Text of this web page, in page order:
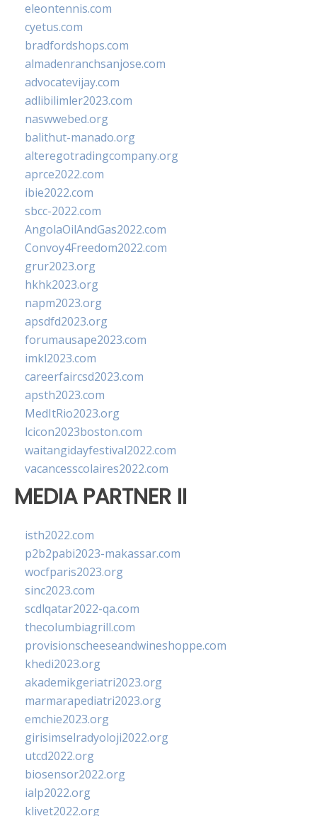
eleontennis.com
cyetus.com
bradfordshops.com
almadenranchsanjose.com
advocatevijay.com
adlibilimler2023.com
naswwebed.org
balithut-manado.org
alteregotradingcompany.org
aprce2022.com
ibie2022.com
sbcc-2022.com
AngolaOilAndGas2022.com
Convoy4Freedom2022.com
grur2023.org
hkhk2023.org
napm2023.org
apsdfd2023.org
forumausape2023.com
imkl2023.com
careerfaircsd2023.com
apsth2023.com
MedItRio2023.org
lcicon2023boston.com
waitangidayfestival2022.com
vacancesscolaires2022.com
MEDIA PARTNER II
isth2022.com
p2b2pabi2023-makassar.com
wocfparis2023.org
sinc2023.com
scdlqatar2022-qa.com
thecolumbiagrill.com
provisionscheeseandwineshoppe.com
khedi2023.org
akademikgeriatri2023.org
marmarapediatri2023.org
emchie2023.org
girisimselradyoloji2022.org
utcd2022.org
biosensor2022.org
ialp2022.org
klivet2022.org